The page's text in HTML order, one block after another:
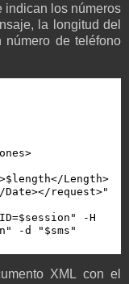
indican los números
la longitud del
de teléfono
Length>
Date></request>"
-H
-d "$sms"
XML con el